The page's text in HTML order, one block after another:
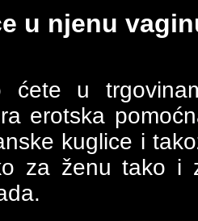
u njenu
ćete u
erotska
kuglice i
za ženu tako i